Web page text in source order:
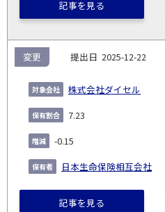
記事を見る
2025-12-22
株式会社ダイセル
変更
7.23
-0.15
日本生命保険相互会社
記事を見る